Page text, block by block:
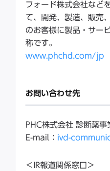
フォード株式会社など
て、開発、製造、販売
のお客様に製品・サー
称です。
www.phchd.com/jp
お問い合わせ先
PHC株式会社 診断薬
E-mail： ivd-
＜IR報道関係窓口＞